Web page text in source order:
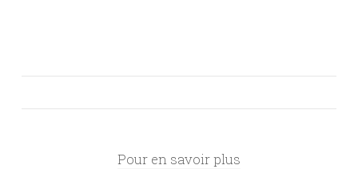
Pour en savoir plus